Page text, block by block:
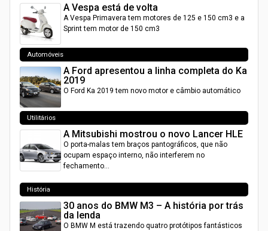
A Vespa está de volta
A Vespa Primavera tem motores de 125 e 150 cm3 e a
Sprint tem motor de 150 cm3
Automóveis
A Ford apresentou a linha completa do Ka
2019
O Ford Ka 2019 tem novo motor e câmbio automático
Utilitários
A Mitsubishi mostrou o novo Lancer HLE
O porta-malas tem braços pantográficos, que não
ocupam espaço interno, não interferem no
fechamento…
História
30 anos do BMW M3 – A história por trás
da lenda
O BMW M está trazendo quatro protótipos fantásticos